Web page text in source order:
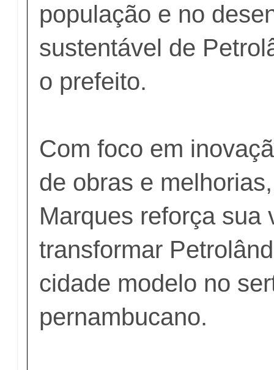
população e no
sustentável de
o prefeito.
Com foco em
de obras e
Marques reforça sua
transformar
cidade modelo no
pernambucano.